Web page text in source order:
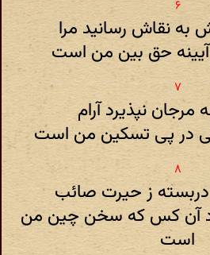
به نقاش رسانید مرا
آیینه حق بین من است
مرجان نپذیرد آرام
در پی تسکین من است
ز حیرت صائب
آن کس که سخن چین من
است